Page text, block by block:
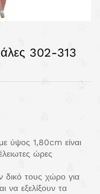
302-313
ύψος 1,80cm είναι
ώρες
δικό τους χώρο για
να εξελίξουν τα